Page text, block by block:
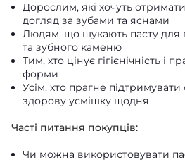
Дорослим, які хочуть
догляд за зубами та яснами
Людям, що шукають пасту для
та зубного каменю
Тим, хто цінує гігієнічність і
форми
Усім, хто прагне
здорову усмішку щодня
Часті питання покупців:
Чи можна використовувати